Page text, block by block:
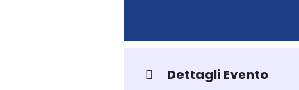
Dettagli Evento